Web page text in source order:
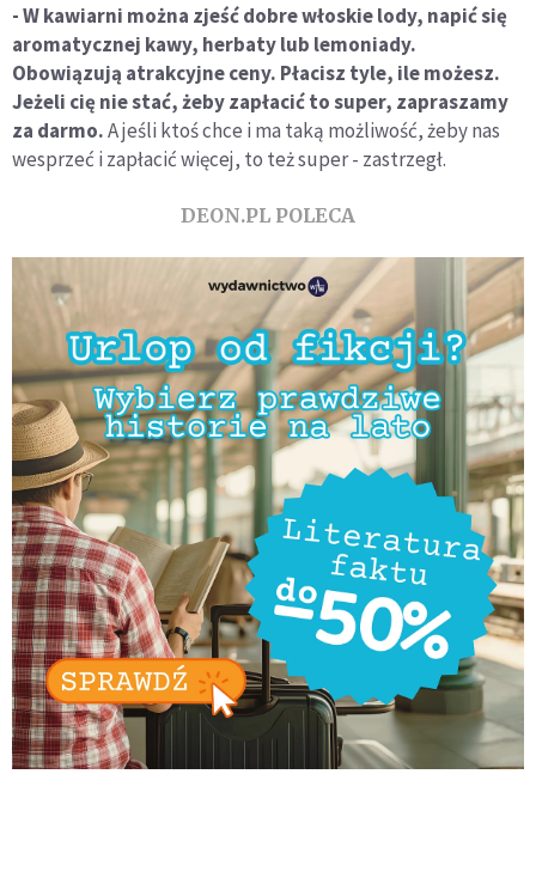
- W kawiarni można zjeść dobre włoskie lody, napić się
aromatycznej kawy, herbaty lub lemoniady.
Obowiązują atrakcyjne ceny. Płacisz tyle, ile możesz.
Jeżeli cię nie stać, żeby zapłacić to super, zapraszamy
za darmo.A jeśli ktoś chce i ma taką możliwość, żeby nas
wesprzeć i zapłacić więcej, to też super - zastrzegł.
DEON.PL POLECA